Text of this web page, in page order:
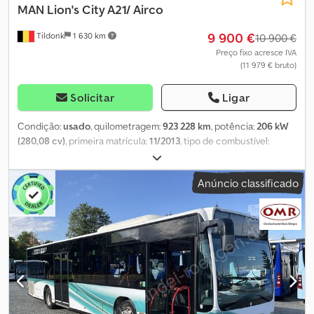
Tildonk 1 630 km
MAN Lion's City A21/ Airco
9 900 €10 900 €
Preço fixo acresce IVA
(11 979 € bruto)
Solicitar Ligar
Condição:usado, quilometragem:923 228 km, potência:206 kW
(280,08 cv), primeira matrícula:11/2013, tipo de combustível:
, tipo de engrenagem:
cor:outro, comprimento total:12 000 mm, altura total:3 000 mm,
Ano de fabrico:
ABS, ar condicionado, =
Outras opções e acessórios = Outros - Webasto Outros - Ar
condicionado = Mais informações = Danos: nenhum Dodjywxu
Uepfx Ah Usck = Informações da empresa = Somos uma empresa
internacional com sede na Bélgica, nos arredores de Bruxelas
(+/-20 km). A Belgian Bus Sales é o seu parceiro ideal para a
compra e venda de autocarros usados e dispõe de um amplo
parque de estacionamento que serve como área de exposição.
Temos sempre em stock um grande número de autocarros de
Anúncio classificado